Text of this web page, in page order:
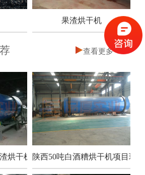
果渣烘干机
查看更多
烘干机项目陕西50吨白酒糟烘干机项目现场